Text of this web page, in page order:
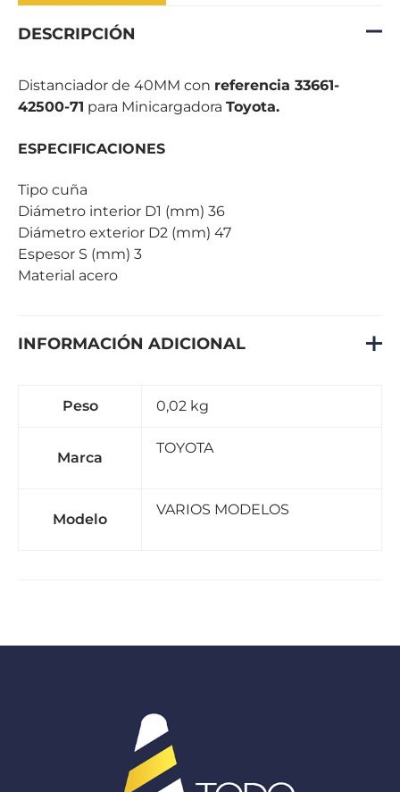
DESCRIPCIÓN
Distanciador de 40MM con referencia 33661-
42500-71 para Minicargadora Toyota.
ESPECIFICACIONES
Tipo cuña
Diámetro interior D1 (mm) 36
Diámetro exterior D2 (mm) 47
Espesor S (mm) 3
Material acero
INFORMACIÓN ADICIONAL
Peso 0,02 kg
Marca
TOYOTA
Modelo
VARIOS MODELOS